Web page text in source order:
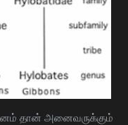
அனைவருக்கும்